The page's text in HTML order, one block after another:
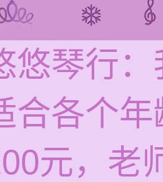
悠琴行
合各个
元，老